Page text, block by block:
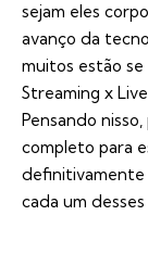
sejam eles
avanço da
muitos estão
Streaming x
Pensando
completo para
definitivamente
cada um